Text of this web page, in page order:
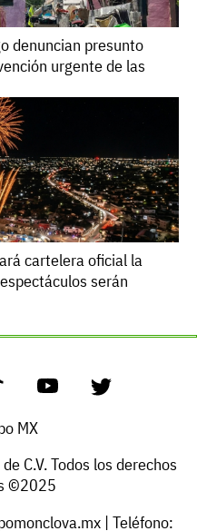
denuncian presunto
urgente de las
cartelera oficial la
serán
MX
C.V. Todos los derechos
©2025
| Teléfono: